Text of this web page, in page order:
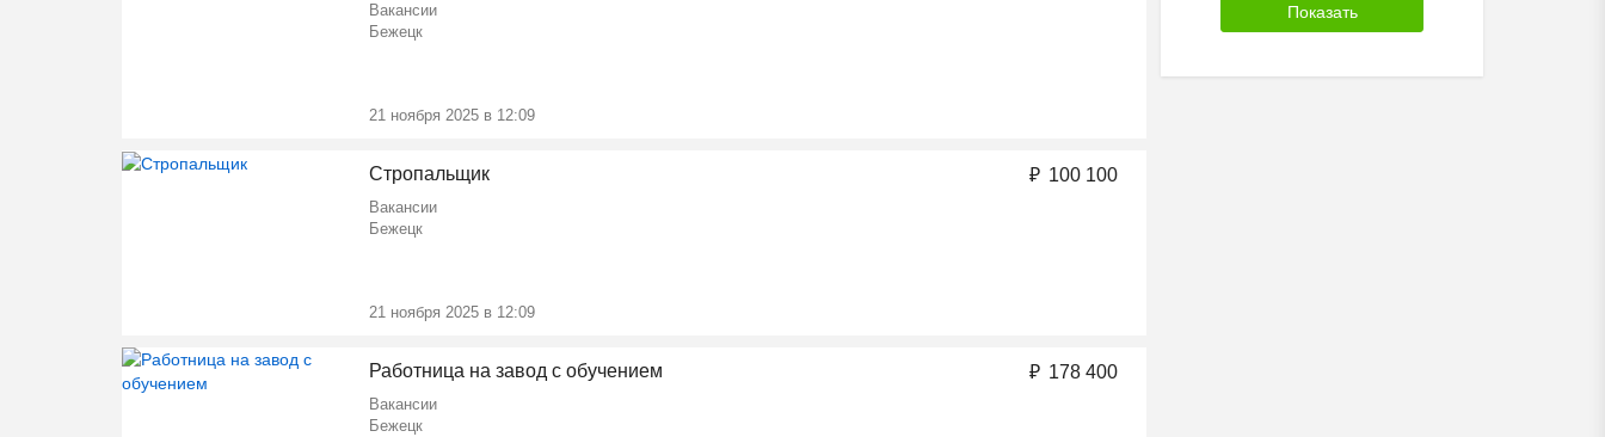
Вакансии
Бежецк
21 ноября 2025 в 12:09
Стропальщик
Вакансии
Бежецк
21 ноября 2025 в 12:09
₽ 100 100
Работница на завод с обучением
Вакансии
Бежецк
₽ 178 400